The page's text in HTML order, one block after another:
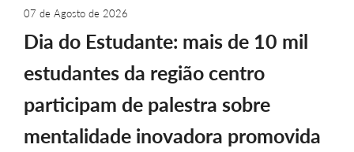
07 de Agosto de 2026
Dia do Estudante: mais de 10 mil
estudantes da região centro
participam de palestra sobre
mentalidade inovadora promovida